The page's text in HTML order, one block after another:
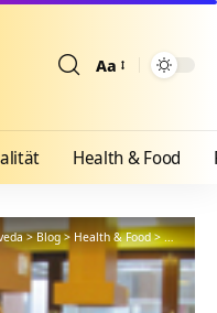
Aa
Health & Food
>Blog>Health & Food>Ayurveda